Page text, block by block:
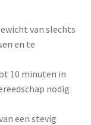
van slechts
en te
10 minuten in
nodig
een stevig